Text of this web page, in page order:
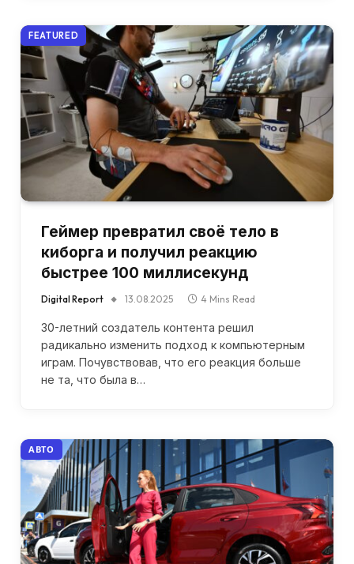
FEATURED
Геймер превратил своё тело в
киборга и получил реакцию
быстрее 100 миллисекунд
Digital Report 13.08.2025 4 Mins Read
30-летний создатель контента решил
радикально изменить подход к компьютерным
играм. Почувствовав, что его реакция больше
не та, что была в…
АВТО